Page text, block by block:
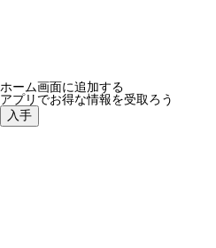
ホーム画面に追加する
アプリでお得な情報を受取ろう
入手